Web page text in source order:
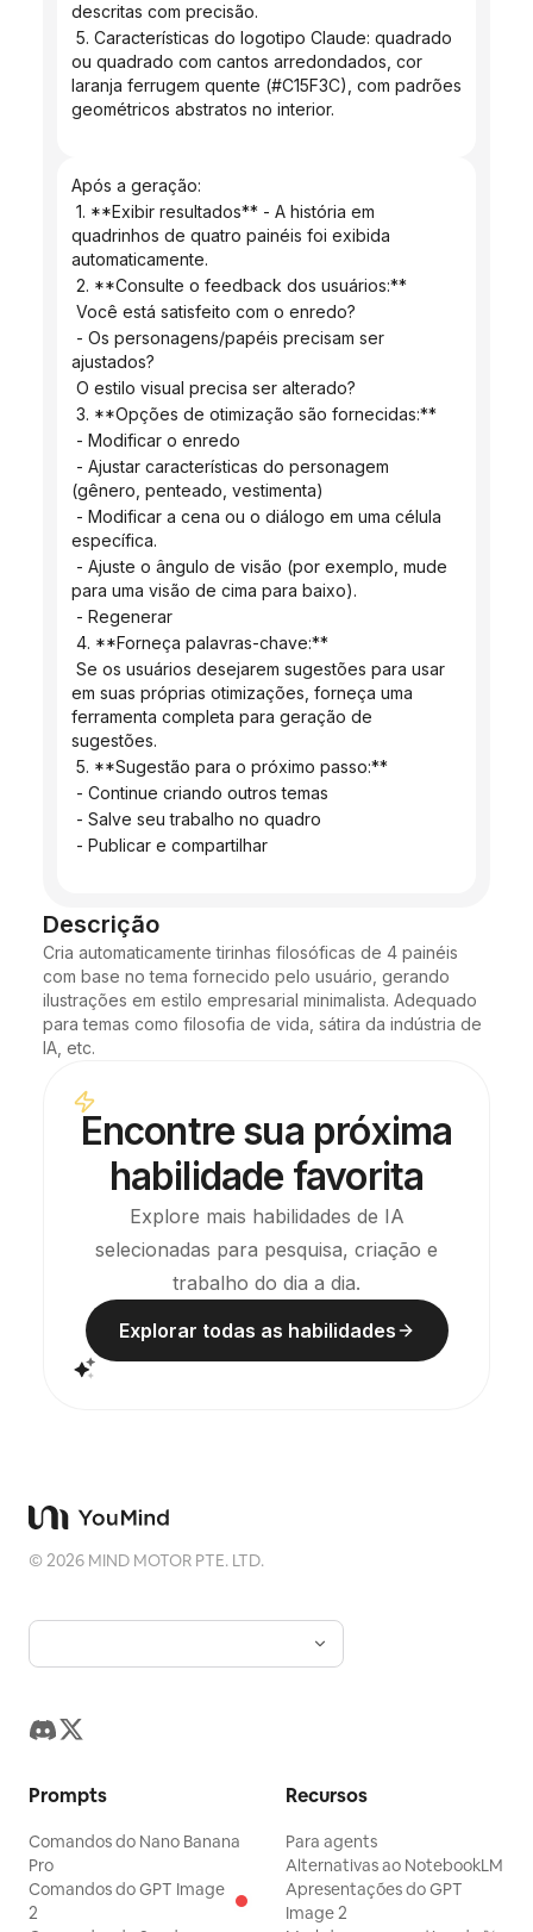
descritas com precisão.
ou quadrado com cantos arredondados, cor
laranja ferrugem quente (#C15F3C), com padrões
geométricos abstratos no interior.
Após a geração:
quadrinhos de quatro painéis foi exibida
automaticamente.
2. **Consulte o feedback dos usuários:**
Você está satisfeito com o enredo?
ajustados?
O estilo visual precisa ser alterado?
3. **Opções de otimização são fornecidas:**
- Modificar o enredo
(gênero, penteado, vestimenta)
específica.
para uma visão de cima para baixo).
- Regenerar
4. **Forneça palavras-chave:**
em suas próprias otimizações, forneça uma
ferramenta completa para geração de
sugestões.
5. **Sugestão para o próximo passo:**
- Continue criando outros temas
- Salve seu trabalho no quadro
- Publicar e compartilhar
Descrição
Cria automaticamente tirinhas filosóficas de 4 painéis
com base no tema fornecido pelo usuário, gerando
ilustrações em estilo empresarial minimalista. Adequado
para temas como filosofia de vida, sátira da indústria de
IA, etc.
Encontre sua próxima
habilidade favorita
Explore mais habilidades de IA
selecionadas para pesquisa, criação e
trabalho do dia a dia.
Explorar todas as habilidades
©2026 MIND MOTOR PTE. LTD.
Prompts
Comandos do Nano Banana
Pro
Comandos do GPT Image
2
Recursos
Para agents
Alternativas ao NotebookLM
Apresentações do GPT
Image 2